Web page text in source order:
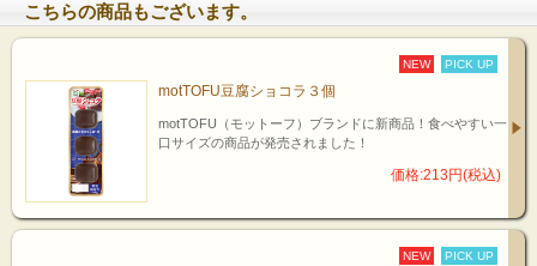
こちらの商品もございます。
NEW PICK UP
motTOFU豆腐ショコラ３個
motTOFU（モットーフ）ブランドに新商品！食べやすい一
口サイズの商品が発売されました！
価格:213円(税込)
NEW PICK UP